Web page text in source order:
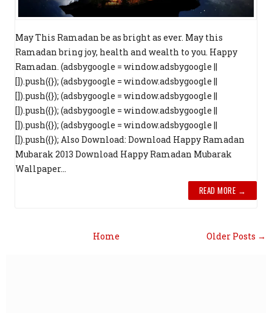
May This Ramadan be as bright as ever. May this
Ramadan bring joy, health and wealth to you. Happy
Ramadan. (adsbygoogle = window.adsbygoogle ||
[]).push({}); (adsbygoogle = window.adsbygoogle ||
[]).push({}); (adsbygoogle = window.adsbygoogle ||
[]).push({}); (adsbygoogle = window.adsbygoogle ||
[]).push({}); (adsbygoogle = window.adsbygoogle ||
[]).push({}); Also Download: Download Happy Ramadan
Mubarak 2013 Download Happy Ramadan Mubarak
Wallpaper...
READ MORE →
Older Posts →
Home